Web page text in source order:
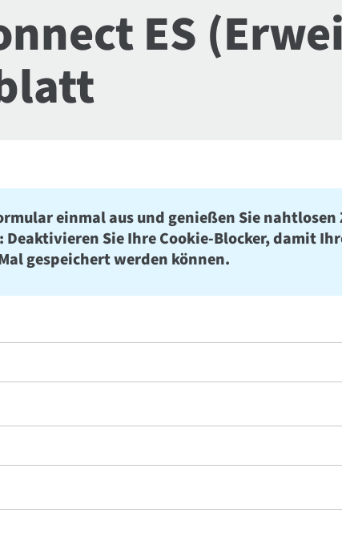
ES
einmal aus und genießen Sie
Deaktivieren Sie Ihre Cookie-Blocker, damit
gespeichert werden können.